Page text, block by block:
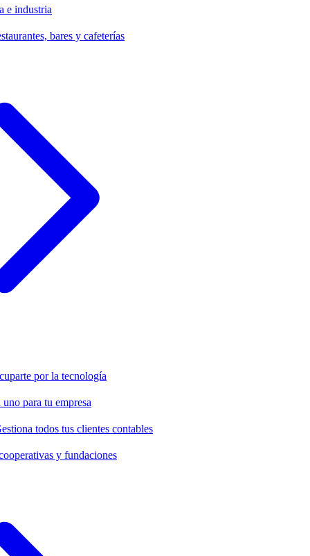
e industria
bares y cafeterías
por la tecnología
para tu empresa
todos tus clientes contables
y fundaciones